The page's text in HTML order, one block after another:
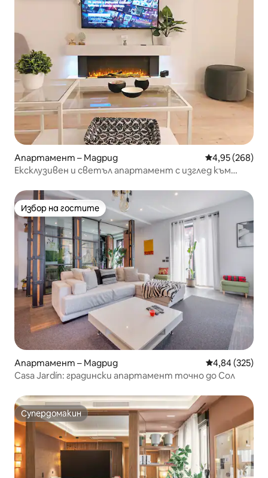
Апартамент – Мадрид Средна
4,95 (268)
Ексклузивен и светъл апартамент с изглед към
Избор на гостите
Избор на гостите
Апартамент – Мадрид Средна
4,84 (325)
Casa Jardín: градински апартамент точно до Сол
Супердомакин
Супердомакин